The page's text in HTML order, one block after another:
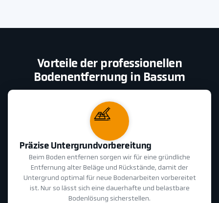
Vorteile der professionellen
Bodenentfernung in Bassum
Präzise Untergrundvorbereitung
Beim Boden entfernen sorgen wir für eine gründliche
Entfernung alter Beläge und Rückstände, damit der
Untergrund optimal für neue Bodenarbeiten vorbereitet
ist. Nur so lässt sich eine dauerhafte und belastbare
Bodenlösung sicherstellen.